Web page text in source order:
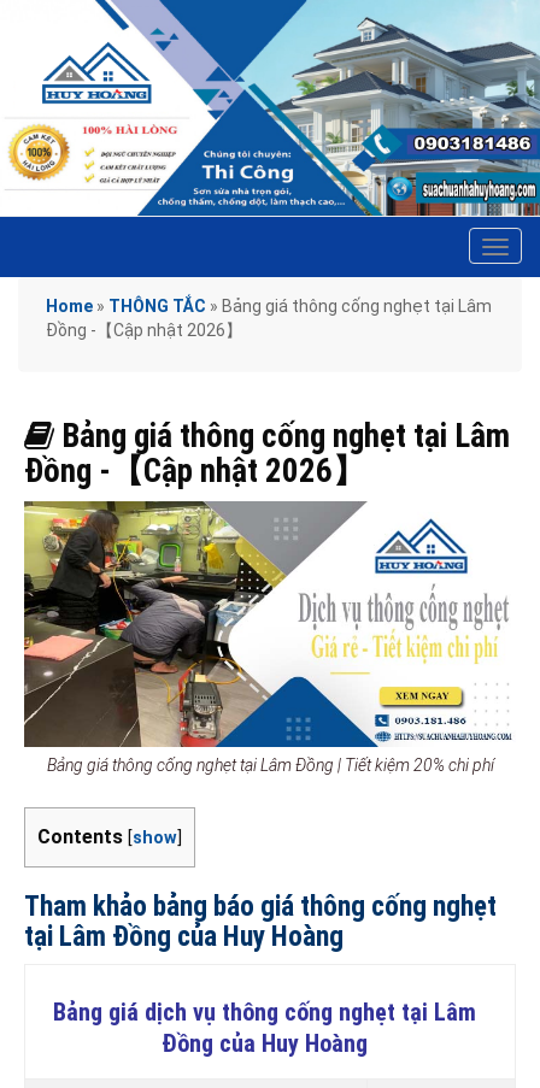
Home » THÔNG TẮC » Bảng giá thông cống nghẹt tại Lâm
Đồng -【Cập nhật 2026】
Bảng giá thông cống nghẹt tại Lâm
Đồng -【Cập nhật 2026】
Bảng giá thông cống nghẹt tại Lâm Đồng | Tiết kiệm 20% chi phí
Contents [show]
Tham khảo bảng báo giá thông cống nghẹt
tại Lâm Đồng của Huy Hoàng
Bảng giá dịch vụ thông cống nghẹt tại Lâm
Đồng của Huy Hoàng